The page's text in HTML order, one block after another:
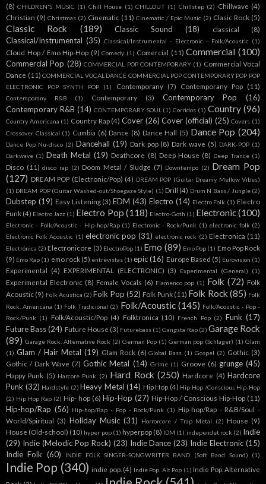
(8) CHILDREN'S MUSIC (1) Chill House (1) CHILLOUT (1) Chillstep (2) Chillwave (4)
Christian (9) Christmas (2) Cinematic (11) Cinematic / Epic Music (2) Clasic Rock (5)
Classic Rock (189) Classic Sound (18) classical (8)
Classical/Instrumental (35) Classical/Instrumental - Electronic - Folk/Acoustic (1)
Cloud Hop / Emo Hip-Hop (9) Comedy (1) Comercial (11) Commercial (100)
Commercial Pop (28) COMMERCIAL POP CONTEMPORARY (1) Commercial Vocal
Dance (11) COMMERCIAL VOCAL DANCE COMMERCIAL POP CONTEMPORARY POP POP
ELECTRONIC POP SYNTH POP
(1) Contemporany (7) Contemporany Pop (11)
Contemporany R&B (1) Contemporary (3) Contemporary Pop
(16)
Contemporary R&B (14) CONTEMPORARY SOUL (1) Corridos (1) Country (96)
Country Americana (1) Country Rap (4) Cover (26) Cover (official) (25) Covers (1)
Crossover Classical (1) Cumbia (6) Dance (8) Dance Hall (5) Dance Pop (204)
Dance Pop Nu-disco (2) Dancehall (19) Dark pop (8) Dark wave (5) DARK-POP (1)
Darkwave (1) Death Metal (19) Deathcore (8) Deep House (8) Deep Trance (1)
Disco (11) disco rap (2) Doom Metal / Sludge (7) Downtempo (2) Dream Pop
(127) DREAM POP (Electronic/Pop) (4) DREAM POP (Guitar Dreamy Mellow Vibes)
(1) DREAM POP (Guitar Washed-out/Shoegaze Style) (1) Drill (4) Drum N Bass / Jungle (2)
Dubstep (19) Easy Listening (3) EDM (43) Electro (14) Electro Folk (1) Electro
Funk (4) Electro Jazz (1) Electro Pop (118) Electro-Goth (1) Electronic(100)
Electronic - Folk/Acoustic - Hip-hop/Rap (1) Electronic - Rock/Punk (1) electronic folk (2)
Electronic Folk Acoustic (1) electronic pop (31) electronic rock (2) Electronica (11)
Electrónica (2) Electronicore (3) ElectroPop (1) Emo (89) Emo Pop (1) Emo Pop Rock
(9) Emo Rap (1) emo rock (5) entrevistas (1) epic (16) Europe Based (5) Eurovision (1)
Experimental (4) EXPERIMENTAL (ELECTRONIC) (3) Experimental (General) (1)
Experimental Electronic (8) Female Vocals (6) Flamenco pop (1) Folk (72) Folk
Acoustic (9) Folk Acústica (2) Folk Pop (52) Folk Punk (11) Folk Rock (85) Folk
Rock. Americana (1) Folk Tradicional (2) Folk/Acoustic (145) Folk/Acoustic - Pop -
Rock/Punk (1) Folk/Acoustic/Pop (4) Folktronica (10) French Pop (2) Funk (17)
Future Bass (24) Future House (3) Futurebass (1) Gangsta Rap (2) Garage Rock
(89) Garage Rock. Alternative Rock (2) German Pop (1) German pop (Schlager) (1) Glam
(1) Glam / Hair Metal (19) Glam Rock (6) Global Bass (1) Gospel (2) Gothic (3)
Gothic / Dark Wave (7) Gothic Metal (14) Grime (1) Groove (6) grunge (45)
Happy Punk (5) Harcore Punk (2) Hard Rock (250) Hardcore (4) Hardcore
Punk (32) Hardstyle (2) Heavy Metal (14) Hip Hop (4) Hip Hop /Conscious Hip-Hop
(2) Hip Hop Rap (2) Hip- hop (6) Hip-Hop (27) Hip-Hop / Conscious Hip-Hop (11)
Hip-hop/Rap (56) Hip-hop/Rap - Pop - Rock/Punk (1) Hip-hop/Rap - R&B/Soul -
World/Spiritual (3) Holiday Music (31) Horrorcore / Trap Metal (2) House (9)
House (Old-school) (10) hyper pop (1) hyperpop (8) IDM (1) independet rock (2) Indie
(29) Indie (Melodic Pop Rock) (23) Indie Dance (23) Indie Electronic (15)
Indie Folk (60) INDIE FOLK SINGER-SONGWRITER BAND (Soft Band Sound) (1)
Indie Pop (340) indie pop. (4) Indie Pop. Alt Pop (1) Indie Pop. Alternative